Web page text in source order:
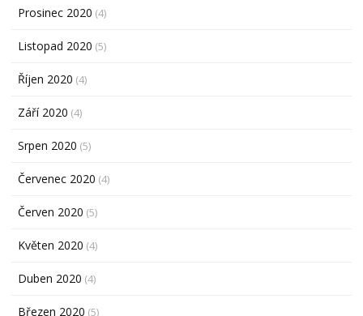
Prosinec 2020 (4)
Listopad 2020 (5)
Říjen 2020 (4)
Září 2020 (4)
Srpen 2020 (5)
Červenec 2020 (4)
Červen 2020 (5)
Květen 2020 (4)
Duben 2020 (4)
Březen 2020 (5)